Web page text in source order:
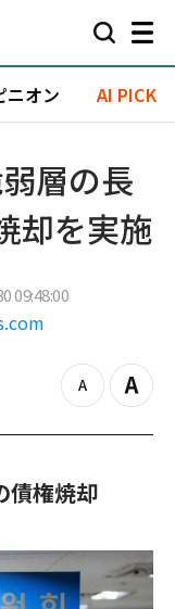
ニオン AI PICK
層の長
却を実施
09:48:00
z
o
u
Z
o
債権焼却